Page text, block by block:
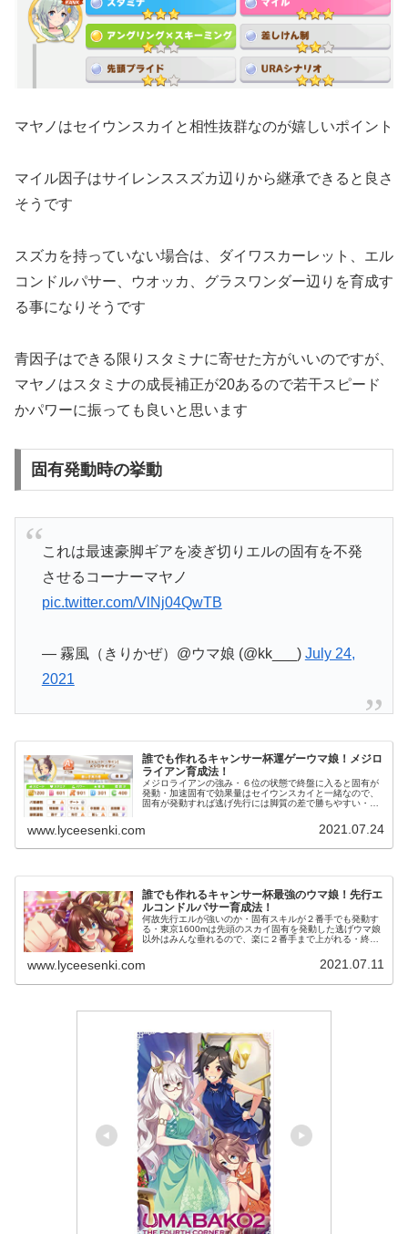
マヤノはセイウンスカイと相性抜群なのが嬉しいポイント
マイル因子はサイレンススズカ辺りから継承できると良さ
そうです
スズカを持っていない場合は、ダイワスカーレット、エル
コンドルパサー、ウオッカ、グラスワンダー辺りを育成す
る事になりそうです
青因子はできる限りスタミナに寄せた方がいいのですが、
マヤノはスタミナの成長補正が20あるので若干スピード
かパワーに振っても良いと思います
固有発動時の挙動
これは最速豪脚ギアを凌ぎ切りエルの固有を不発
させるコーナーマヤノ
pic.twitter.com/VlNj04QwTB
— 霧風（きりかぜ）@ウマ娘 (@kk___) July 24,
2021
誰でも作れるキャンサー杯運ゲーウマ娘！メジロ
ライアン育成法！
メジロライアンの強み・６位の状態で終盤に入ると固有が
発動・加速固有で効果量はセイウンスカイと一緒なので、
固有が発動すれば逃げ先行には脚質の差で勝ちやすい・固
www.lyceesenki.com 2021.07.24
誰でも作れるキャンサー杯最強のウマ娘！先行エ
ルコンドルパサー育成法！
何故先行エルが強いのか・固有スキルが２番手でも発動す
る・東京1600mは先頭のスカイ固有を発動した逃げウマ娘
以外はみんな垂れるので、楽に２番手まで上がれる・終盤
www.lyceesenki.com 2021.07.11